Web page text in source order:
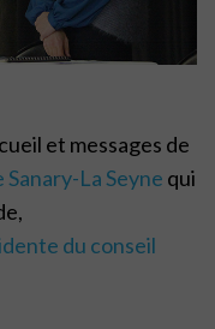
et messages de
La Seyne qui
du conseil